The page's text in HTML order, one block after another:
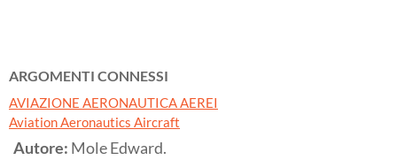
ARGOMENTI CONNESSI
AVIAZIONE AERONAUTICA AEREI
Aviation Aeronautics Aircraft
Autore: Mole Edward.